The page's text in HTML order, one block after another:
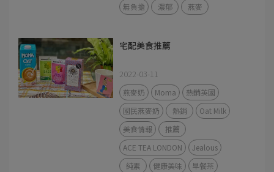
無負擔
濃郁 燕麥
宅配美食推薦
2022-03-11
燕麥奶 Moma
熱銷英國
國民燕麥奶
熱銷
Oat Milk
美食情報
推薦
ACE TEA LONDON
Jealous
純素
健康美味
早餐茶